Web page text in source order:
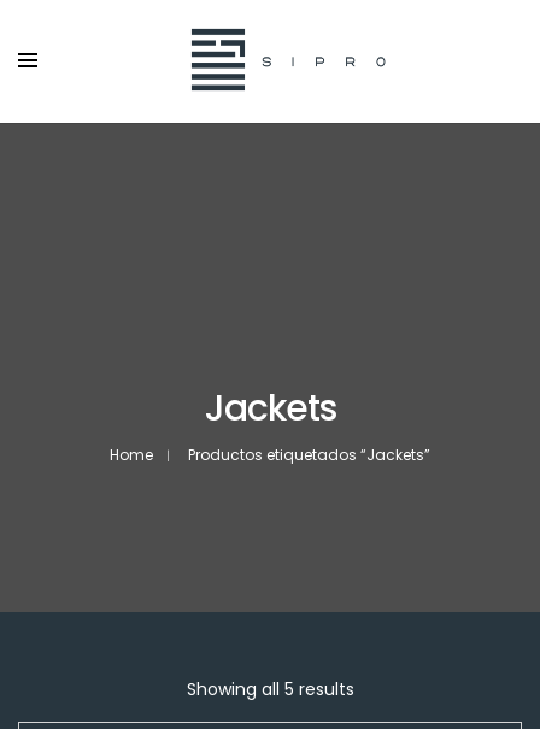
Jackets
Home Productos etiquetados “Jackets”
Showing all 5 results